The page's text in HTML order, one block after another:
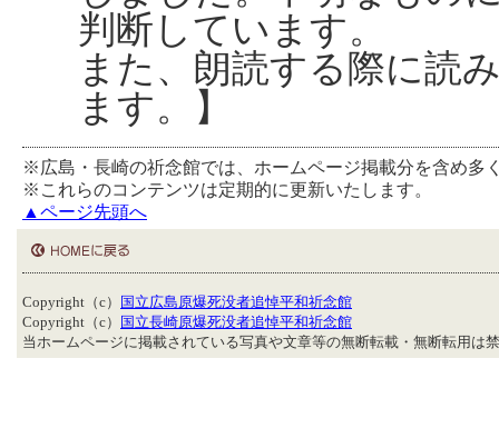
判断しています。
また、朗読する際に読
ます。】
※広島・長崎の祈念館では、ホームページ掲載分を含め多
※これらのコンテンツは定期的に更新いたします。
▲ページ先頭へ
Copyright（c）
国立広島原爆死没者追悼平和祈念館
Copyright（c）
国立長崎原爆死没者追悼平和祈念館
当ホームページに掲載されている写真や文章等の無断転載・無断転用は